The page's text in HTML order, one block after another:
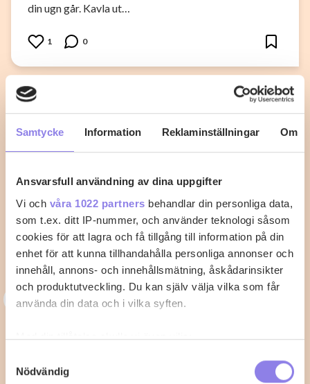
Samtycke Information Reklaminställningar Om
Ansvarsfull användning av dina uppgifter
Vi och våra 1022 partners behandlar din personliga data,
som t.ex. ditt IP-nummer, och använder teknologi såsom
cookies för att lagra och få tillgång till information på din
enhet för att kunna tillhandahålla personliga annonser och
innehåll, annons- och innehållsmätning, åskådarinsikter
och produktutveckling. Du kan själv välja vilka som får
använda din data och i vilka syften.
Med din tillåtelse skulle vi även vilja:
som kan ha en noggrannhet på upp till flera meter
Nödvändig
din ugn går. Kavla ut…
1 0
I ingelamlandberg
tomater i skivor. Rör ihop creme fraiche…